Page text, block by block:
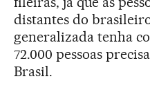
distantes do
generalizada tenha
72.000 pessoas
Brasil.